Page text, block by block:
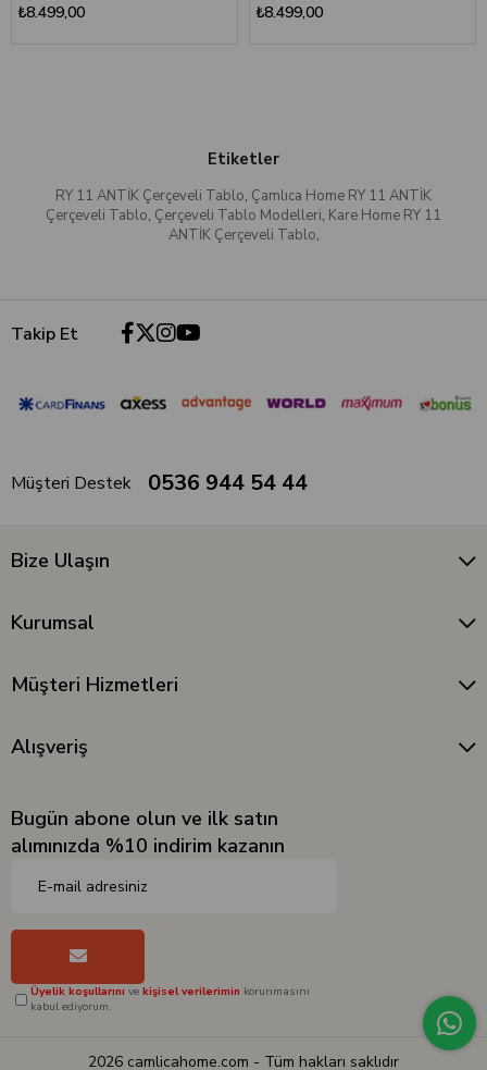
₺8.499,00 ₺8.499,00
Etiketler
RY 11 ANTİK Çerçeveli Tablo, Çamlıca Home RY 11 ANTİK
Çerçeveli Tablo, Çerçeveli Tablo Modelleri, Kare Home RY 11
ANTİK Çerçeveli Tablo,
Takip Et
Müşteri Destek 0536 944 54 44
Bize Ulaşın
Kurumsal
Müşteri Hizmetleri
Alışveriş
Bugün abone olun ve ilk satın
alımınızda %10 indirim kazanın
Üyelik koşullarını ve kişisel verilerimin korunmasını
kabul ediyorum.
2026 camlicahome.com - Tüm hakları saklıdır